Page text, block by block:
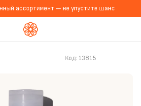
ассортимент — не упустите шанс
Код: 13815